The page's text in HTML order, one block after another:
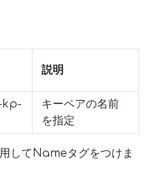
説明
kp-
キーペアの名前
を指定
してNameタグをつけま